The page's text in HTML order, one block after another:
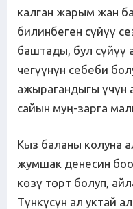
калган жарым жан
билинбеген сүйүү
баштады, бул сүйүү
чегүүнүн себеби
ажырагандыгы үчүн
сайын муң-зарга
Кыз баланы колуна
жумшак денесин
көзү төрт болуп,
Түнкүсүн ал уктай